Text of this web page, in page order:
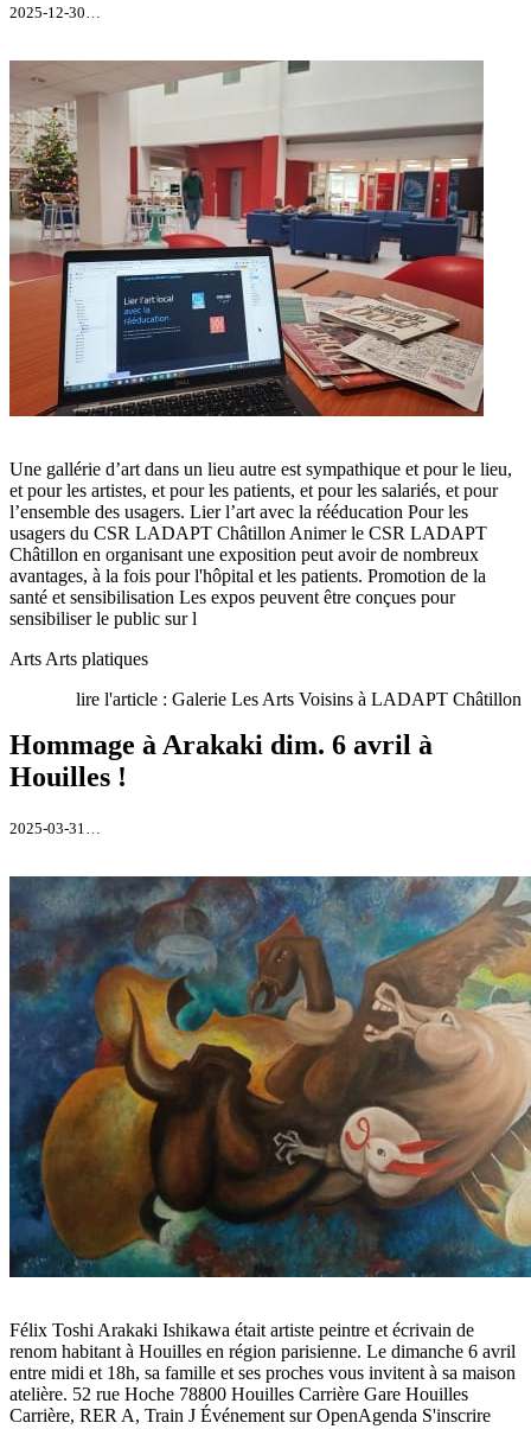
2025-12-30…
Une gallérie d’art dans un lieu autre est sympathique et pour le lieu,
et pour les artistes, et pour les patients, et pour les salariés, et pour
l’ensemble des usagers. Lier l’art avec la rééducation Pour les
usagers du CSR LADAPT Châtillon Animer le CSR LADAPT
Châtillon en organisant une exposition peut avoir de nombreux
avantages, à la fois pour l'hôpital et les patients. Promotion de la
santé et sensibilisation Les expos peuvent être conçues pour
sensibiliser le public sur l
Arts Arts platiques
lire l'article : Galerie Les Arts Voisins à LADAPT Châtillon
Hommage à Arakaki dim. 6 avril à
Houilles !
2025-03-31…
Félix Toshi Arakaki Ishikawa était artiste peintre et écrivain de
renom habitant à Houilles en région parisienne. Le dimanche 6 avril
entre midi et 18h, sa famille et ses proches vous invitent à sa maison
atelière. 52 rue Hoche 78800 Houilles Carrière Gare Houilles
Carrière, RER A, Train J Événement sur OpenAgenda S'inscrire